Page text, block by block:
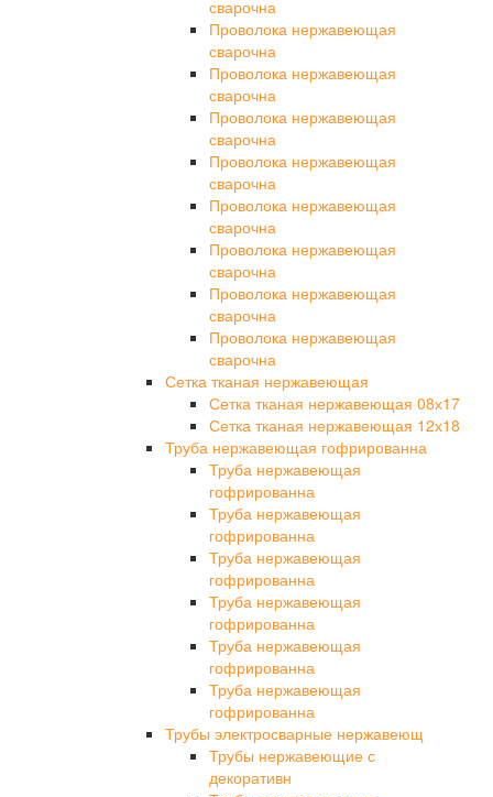
сварочна
Проволока нержавеющая
сварочна
Проволока нержавеющая
сварочна
Проволока нержавеющая
сварочна
Проволока нержавеющая
сварочна
Проволока нержавеющая
сварочна
Проволока нержавеющая
сварочна
Проволока нержавеющая
сварочна
Проволока нержавеющая
сварочна
Сетка тканая нержавеющая
Сетка тканая нержавеющая 08х17
Сетка тканая нержавеющая 12х18
Труба нержавеющая гофрированна
Труба нержавеющая
гофрированна
Труба нержавеющая
гофрированна
Труба нержавеющая
гофрированна
Труба нержавеющая
гофрированна
Труба нержавеющая
гофрированна
Труба нержавеющая
гофрированна
Трубы электросварные нержавеющ
Трубы нержавеющие с
декоративн